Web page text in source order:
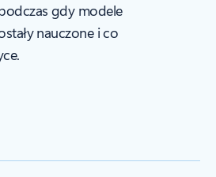
gdy modele
nauczone i co